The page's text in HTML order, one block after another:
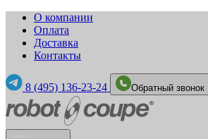
О компании
Оплата
Доставка
Контакты
8 (495) 136-23-24 Обратный звонок